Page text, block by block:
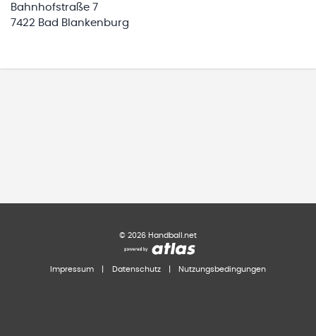
Bahnhofstraße 7
7422 Bad Blankenburg
© 2026 Handball.net
Impressum Datenschutz Nutzungsbedingungen